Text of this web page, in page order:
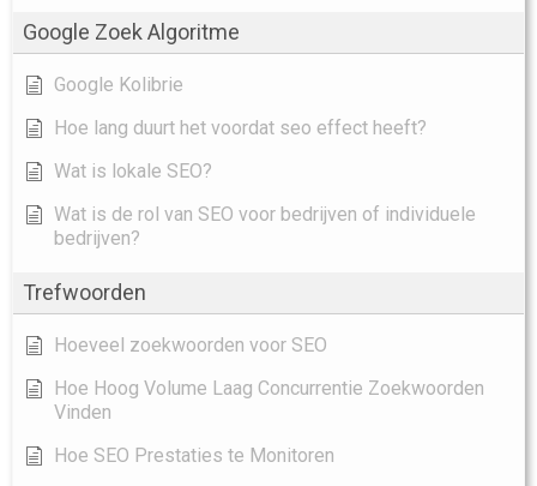
Google Zoek Algoritme
Google Kolibrie
Hoe lang duurt het voordat seo effect heeft?
Wat is lokale SEO?
Wat is de rol van SEO voor bedrijven of individuele
bedrijven?
Trefwoorden
Hoeveel zoekwoorden voor SEO
Hoe Hoog Volume Laag Concurrentie Zoekwoorden
Vinden
Hoe SEO Prestaties te Monitoren